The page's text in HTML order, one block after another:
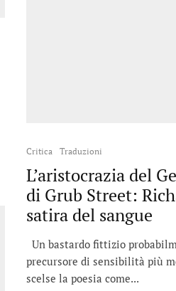
Critica Traduzioni
L’aristocrazia del
di Grub Street:
satira del sangue
Un bastardo fittizio
precursore di sensibilità più
scelse la poesia come...